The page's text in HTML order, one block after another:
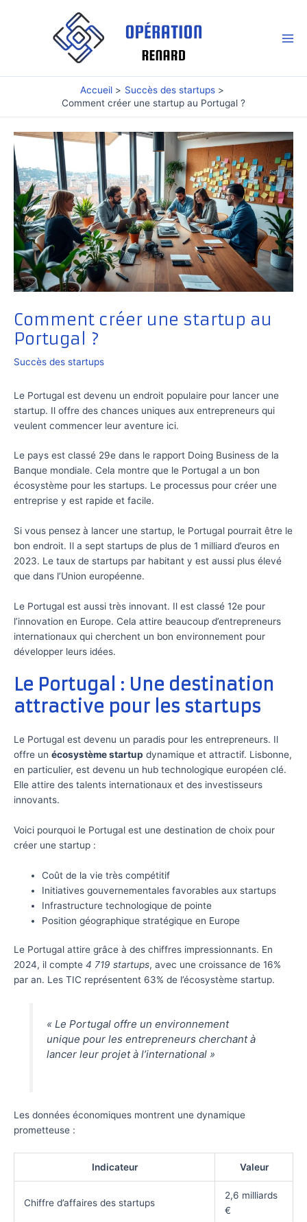
Accueil
Succès des startups
Comment créer une startup au Portugal ?
Comment créer une startup au
Portugal ?
Succès des startups
Le Portugal est devenu un endroit populaire pour lancer une
startup. Il offre des chances uniques aux entrepreneurs qui
veulent commencer leur aventure ici.
Le pays est classé 29e dans le rapport Doing Business de la
Banque mondiale. Cela montre que le Portugal a un bon
écosystème pour les startups. Le processus pour créer une
entreprise y est rapide et facile.
Si vous pensez à lancer une startup, le Portugal pourrait être le
bon endroit. Il a sept startups de plus de 1 milliard d’euros en
2023. Le taux de startups par habitant y est aussi plus élevé
que dans l’Union européenne.
Le Portugal est aussi très innovant. Il est classé 12e pour
l’innovation en Europe. Cela attire beaucoup d’entrepreneurs
internationaux qui cherchent un bon environnement pour
développer leurs idées.
Le Portugal : Une destination
attractive pour les startups
Le Portugal est devenu un paradis pour les entrepreneurs. Il
offre un écosystème startup dynamique et attractif. Lisbonne,
en particulier, est devenu un hub technologique européen clé.
Elle attire des talents internationaux et des investisseurs
innovants.
Voici pourquoi le Portugal est une destination de choix pour
créer une startup :
Coût de la vie très compétitif
Initiatives gouvernementales favorables aux startups
Infrastructure technologique de pointe
Position géographique stratégique en Europe
Le Portugal attire grâce à des chiffres impressionnants. En
2024, il compte 4 719 startups, avec une croissance de 16%
par an. Les TIC représentent 63% de l’écosystème startup.
« Le Portugal offre un environnement
unique pour les entrepreneurs cherchant à
lancer leur projet à l’international »
Les données économiques montrent une dynamique
prometteuse :
Indicateur Valeur
Chiffre d’affaires des startups
2,6 milliards
€